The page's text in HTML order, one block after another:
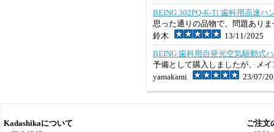
BEING 302PQ-K-Ti 歯科用高速
思った通りの品物で、問題あり
鈴木
13/11/2025
BEING 歯科用自発光空気駆動式
予備として購入しましたが、メ
yamakami
23/07/
Kadashikaについて
ご注文